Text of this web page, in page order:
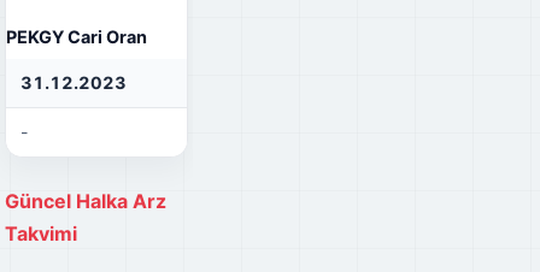
PEKGY Cari Oran
31.12.2023
-
Güncel Halka Arz
Takvimi